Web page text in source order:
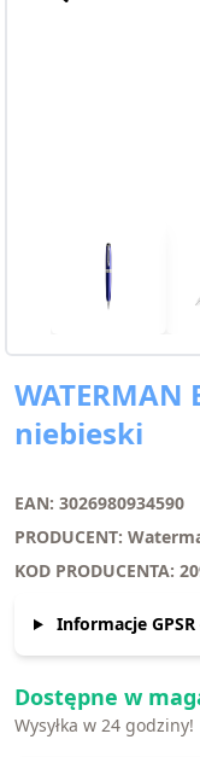
WATERMAN
niebieski
EAN: 3026980934590
PRODUCENT:
KOD PRODUCENTA:
Informacje
Dostępne w
Wysyłka w 24 godziny!